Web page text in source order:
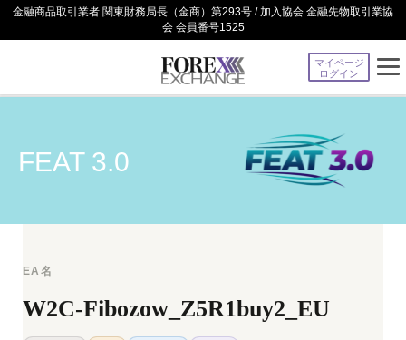
金融商品取引業者 関東財務局長（金商）第293号 / 加入協会 金融先物取引業協
会 会員番号1525
マイページ
ログイン
FEAT 3.0
EA名
W2C-Fibozow_Z5R1buy2_EU